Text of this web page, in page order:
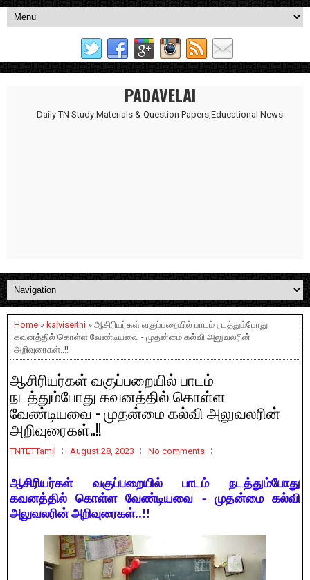
PADAVELAI
Daily TN Study Materials & Question Papers,Educational News
Home » kalviseithi » ஆசிரியர்கள் வகுப்பறையில் பாடம் நடத்தும்போது
கவனத்தில் கொள்ள வேண்டியவை - முதன்மை கல்வி அலுவலரின்
அறிவுரைகள்..!!
ஆசிரியர்கள் வகுப்பறையில் பாடம்
நடத்தும்போது கவனத்தில் கொள்ள
வேண்டியவை - முதன்மை கல்வி அலுவலரின்
அறிவுரைகள்..!!
TNTETTamil August 28, 2023 No comments
ஆசிரியர்கள் வகுப்பறையில் பாடம் நடத்தும்போது
கவனத்தில் கொள்ள வேண்டியவை - முதன்மை கல்வி
அலுவலரின் அறிவுரைகள்..!!